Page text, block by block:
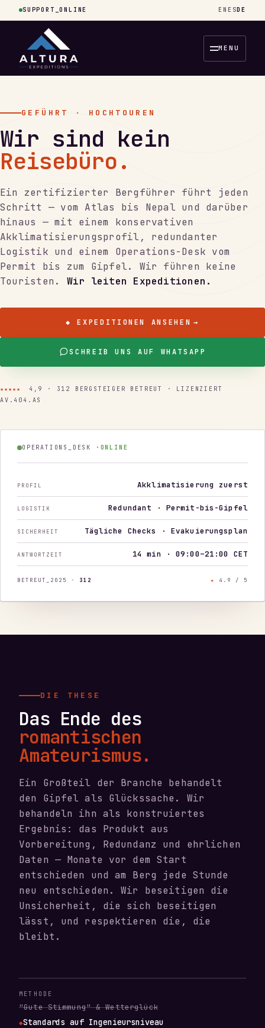
SUPPORT_ONLINE EN ESDE
MENU
GEFÜHRT · HOCHTOUREN
Wir sind kein
Reisebüro.
Ein zertifizierter Bergführer führt jeden
Schritt — vom Atlas bis Nepal und darüber
hinaus — mit einem konservativen
Akklimatisierungsprofil, redundanter
Logistik und einem Operations-Desk vom
Permit bis zum Gipfel. Wir führen keine
Touristen. Wir leiten Expeditionen.
◆ EXPEDITIONEN ANSEHEN →
SCHREIB UNS AUF WHATSAPP
★★★★★
4,9 · 312 BERGSTEIGER BETREUT · LIZENZIERT
AV.404.AS
OPERATIONS_DESK · ONLINE
PROFIL Akklimatisierung zuerst
LOGISTIK Redundant · Permit-bis-Gipfel
SICHERHEIT Tägliche Checks · Evakuierungsplan
ANTWORTZEIT 14 min · 09:00–21:00 CET
BETREUT_2025 · 312 ★ 4.9 / 5
DIE THESE
Das Ende des
romantischen
Amateurismus.
Ein Großteil der Branche behandelt
den Gipfel als Glückssache. Wir
behandeln ihn als konstruiertes
Ergebnis: das Produkt aus
Vorbereitung, Redundanz und ehrlichen
Daten — Monate vor dem Start
entschieden und am Berg jede Stunde
neu entschieden. Wir beseitigen die
Unsicherheit, die sich beseitigen
lässt, und respektieren die, die
bleibt.
METHODE
"Gute Stimmung" & Wetterglück
◆Standards auf Ingenieursniveau